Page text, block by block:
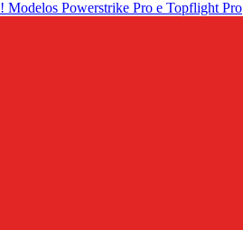
! Modelos Powerstrike Pro e Topflight Pro